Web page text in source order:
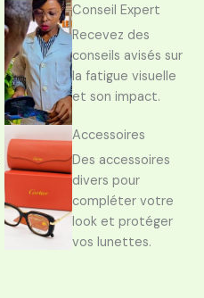
Conseil Expert
Recevez des
conseils avisés sur
la fatigue visuelle
et son impact.
Accessoires
Des accessoires
divers pour
compléter votre
look et protéger
vos lunettes.